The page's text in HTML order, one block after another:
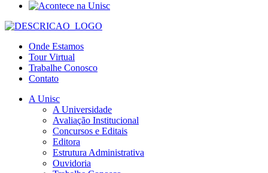
Onde Estamos
Tour Virtual
Trabalhe Conosco
Contato
A Unisc
A Universidade
Avaliação Institucional
Concursos e Editais
Editora
Estrutura Administrativa
Ouvidoria